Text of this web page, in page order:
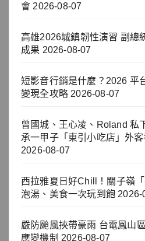
會 2026-08-07
高雄2026城鎮韌性演習 副總
成果 2026-08-07
短影音行銷是什麼？2026 平
變現全攻略 2026-08-07
曾國城、王心凌、Roland 私
承一甲子「東引小吃店」外
2026-08-07
西拉雅夏日好Chill！關子嶺
泡湯、美食一次玩到飽 2026-
嚴防颱風挾帶豪雨 台電鳳山
應變機制 2026-08-07